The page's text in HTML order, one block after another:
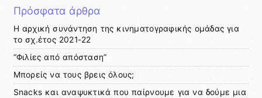
Πρόσφατα άρθρα
Η αρχική συνάντηση της κινηματογραφικής ομάδας για
το σχ.έτος 2021-22
“Φιλίες από απόσταση”
Μπορείς να τους βρεις όλους;
Snacks και αναψυκτικά που παίρνουμε για να δούμε μια